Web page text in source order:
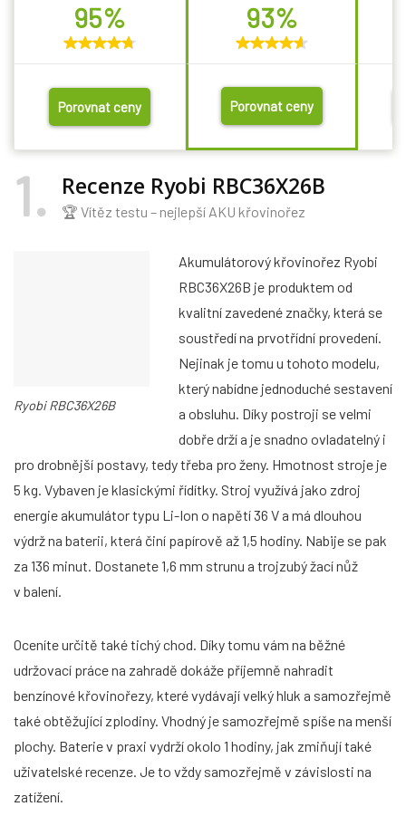
95% 93%
Porovnat ceny Porovnat ceny
1 Recenze Ryobi RBC36X26B
🏆 Vítěz testu – nejlepší AKU křovinořez
Ryobi RBC36X26B
Akumulátorový křovinořez Ryobi
RBC36X26B je produktem od
kvalitní zavedené značky, která se
soustředí na prvotřídní provedení.
Nejinak je tomu u tohoto modelu,
který nabídne jednoduché sestavení
a obsluhu. Díky postroji se velmi
dobře drží a je snadno ovladatelný i
pro drobnější postavy, tedy třeba pro ženy. Hmotnost stroje je
5 kg. Vybaven je klasickými řídítky. Stroj využívá jako zdroj
energie akumulátor typu Li-Ion o napětí 36 V a má dlouhou
výdrž na baterii, která činí papírově až 1,5 hodiny. Nabije se pak
za 136 minut. Dostanete 1,6 mm strunu a trojzubý žací nůž
v balení.
Oceníte určitě také tichý chod. Díky tomu vám na běžné
udržovací práce na zahradě dokáže příjemně nahradit
benzínové křovinořezy, které vydávají velký hluk a samozřejmě
také obtěžující zplodiny. Vhodný je samozřejmě spíše na menší
plochy. Baterie v praxi vydrží okolo 1 hodiny, jak zmiňují také
uživatelské recenze. Je to vždy samozřejmě v závislosti na
zatížení.